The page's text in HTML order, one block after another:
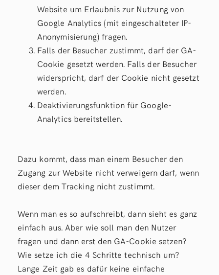
Website um Erlaubnis zur Nutzung von
Google Analytics (mit eingeschalteter IP-
Anonymisierung) fragen.
Falls der Besucher zustimmt, darf der GA-
Cookie gesetzt werden. Falls der Besucher
widerspricht, darf der Cookie nicht gesetzt
werden.
Deaktivierungsfunktion für Google-
Analytics bereitstellen.
Dazu kommt, dass man einem Besucher den
Zugang zur Website nicht verweigern darf, wenn
dieser dem Tracking nicht zustimmt.
Wenn man es so aufschreibt, dann sieht es ganz
einfach aus. Aber wie soll man den Nutzer
fragen und dann erst den GA-Cookie setzen?
Wie setze ich die 4 Schritte technisch um?
Lange Zeit gab es dafür keine einfache